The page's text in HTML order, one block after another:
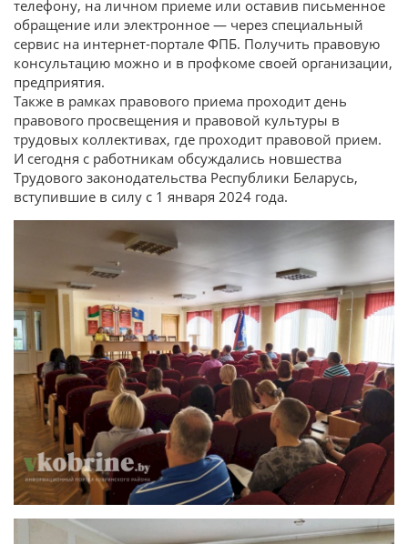
телефону, на личном приеме или оставив письменное
обращение или электронное — через специальный
сервис на интернет-портале ФПБ. Получить правовую
консультацию можно и в профкоме своей организации,
предприятия.
Также в рамках правового приема проходит день
правового просвещения и правовой культуры в
трудовых коллективах, где проходит правовой прием.
И сегодня с работникам обсуждались новшества
Трудового законодательства Республики Беларусь,
вступившие в силу с 1 января 2024 года.